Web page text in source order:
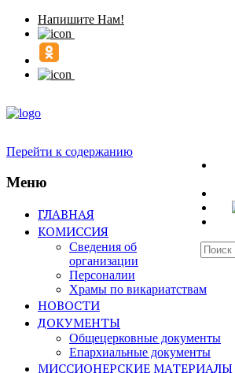
Напишите Нам!
Искать:
Перейти к содержанию
Меню
ГЛАВНАЯ
КОМИССИЯ
Сведения об
организации
Персоналии
Храмы по викариатствам
НОВОСТИ
ДОКУМЕНТЫ
Общецерковные документы
Епархиальные документы
МИССИОНЕРСКИЕ МАТЕРИАЛЫ